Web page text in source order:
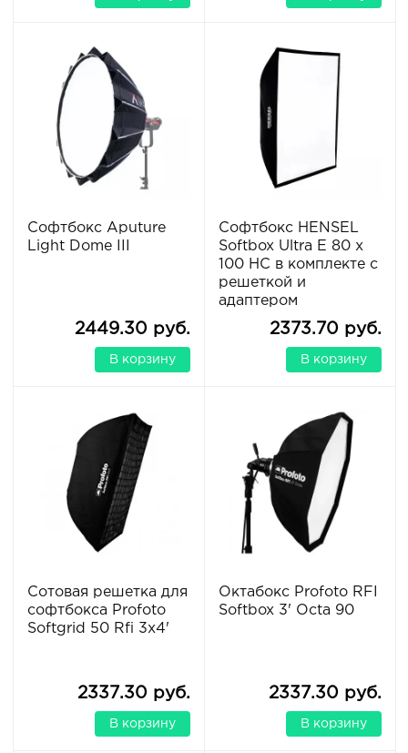
Софтбокс Aputure
Light Dome III
2449.30 руб.
В корзину
Cофтбокс HENSEL
Softbox Ultra E 80 x
100 HC в комплекте с
решеткой и
адаптером
2373.70 руб.
В корзину
Сотовая решетка для
софтбокса Profoto
Softgrid 50 Rfi 3x4'
2337.30 руб.
В корзину
Октабокс Profoto RFI
Softbox 3' Octa 90
2337.30 руб.
В корзину